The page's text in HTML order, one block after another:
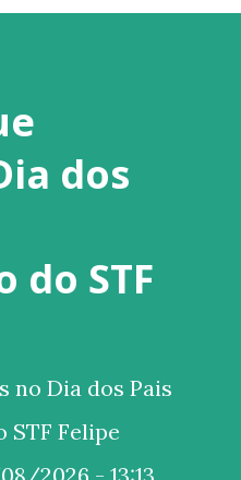
dos
STF
no Dia dos Pais
STF Felipe